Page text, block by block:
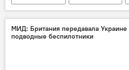
МИД: Британия передавала Украине
подводные беспилотники